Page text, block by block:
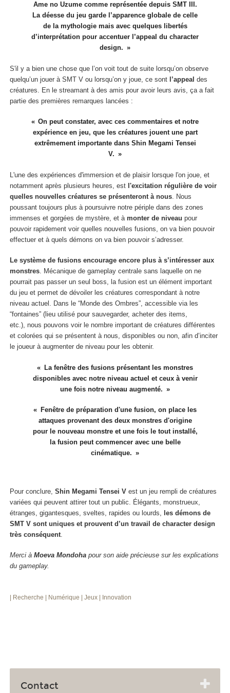
Ame no Uzume comme représentée depuis SMT III.
La déesse du jeu garde l’apparence globale de celle
de la mythologie mais avec quelques libertés
d’interprétation pour accentuer l’appeal du character
design.
S'il y a bien une chose que l’on voit tout de suite lorsqu’on observe
quelqu’un jouer à SMT V ou lorsqu’on y joue, ce sont l’appeal des
créatures. En le streamant à des amis pour avoir leurs avis, ça a fait
partie des premières remarques lancées :
On peut constater, avec ces commentaires et notre
expérience en jeu, que les créatures jouent une part
extrêmement importante dans Shin Megami Tensei
V.
L'une des expériences d'immersion et de plaisir lorsque l'on joue, et
notamment après plusieurs heures, est l'excitation régulière de voir
quelles nouvelles créatures se présenteront à nous . Nous
poussant toujours plus à poursuivre notre périple dans des zones
immenses et gorgées de mystère, et à monter de niveau pour
pouvoir rapidement voir quelles nouvelles fusions, on va bien pouvoir
effectuer et à quels démons on va bien pouvoir s’adresser.
Le système de fusions encourage encore plus à s’intéresser aux
monstres. Mécanique de gameplay centrale sans laquelle on ne
pourrait pas passer un seul boss, la fusion est un élément important
du jeu et permet de dévoiler les créatures correspondant à notre
niveau actuel. Dans le “Monde des Ombres”, accessible via les
“fontaines” (lieu utilisé pour sauvegarder, acheter des items,
etc.), nous pouvons voir le nombre important de créatures différentes
et colorées qui se présentent à nous, disponibles ou non, afin d’inciter
le joueur à augmenter de niveau pour les obtenir.
La fenêtre des fusions présentant les monstres
disponibles avec notre niveau actuel et ceux à venir
une fois notre niveau augmenté.
Fenêtre de préparation d'une fusion, on place les
attaques provenant des deux monstres d'origine
pour le nouveau monstre et une fois le tout installé,
la fusion peut commencer avec une belle
cinématique.
Pour conclure, Shin Megami Tensei V est un jeu rempli de créatures
variées qui peuvent attirer tout un public. Élégants, monstrueux,
étranges, gigantesques, sveltes, rapides ou lourds,
les démons de
SMT V sont uniques et prouvent d’un travail de character design
très conséquent
Merci à Moeva Mondoha pour son aide précieuse sur les explications
du gameplay.
| Recherche | Numérique | Jeux | Innovation
Contact